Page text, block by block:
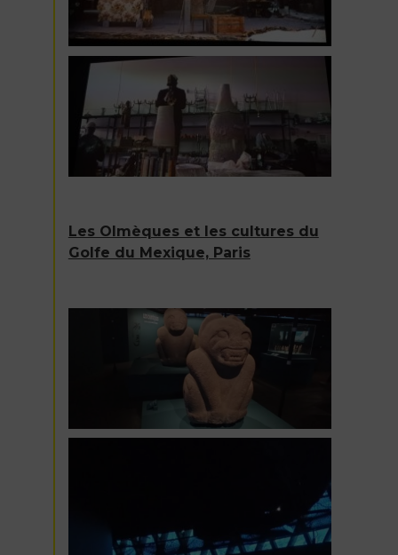
Les Olmèques et les cultures du
Golfe du Mexique, Paris